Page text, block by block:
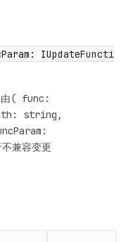
IUpdateFuncti
由( func:
string,
兼容变更